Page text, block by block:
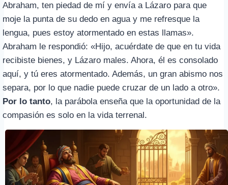
Abraham, ten piedad de mí y envía a Lázaro para que
moje la punta de su dedo en agua y me refresque la
lengua, pues estoy atormentado en estas llamas».
Abraham le respondió: «Hijo, acuérdate de que en tu vida
recibiste bienes, y Lázaro males. Ahora, él es consolado
aquí, y tú eres atormentado. Además, un gran abismo nos
separa, por lo que nadie puede cruzar de un lado a otro».
Por lo tanto, la parábola enseña que la oportunidad de la
compasión es solo en la vida terrenal.